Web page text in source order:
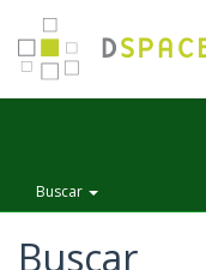
Buscar
Buscar